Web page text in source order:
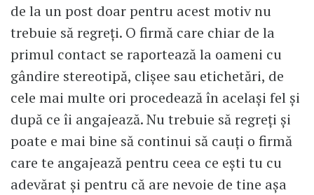
de la un post doar pentru acest motiv nu
trebuie să regreți. O firmă care chiar de la
primul contact se raportează la oameni cu
gândire stereotipă, clișee sau etichetări, de
cele mai multe ori procedează în același fel și
după ce îi angajează. Nu trebuie să regreți și
poate e mai bine să continui să cauți o firmă
care te angajează pentru ceea ce ești tu cu
adevărat și pentru că are nevoie de tine așa